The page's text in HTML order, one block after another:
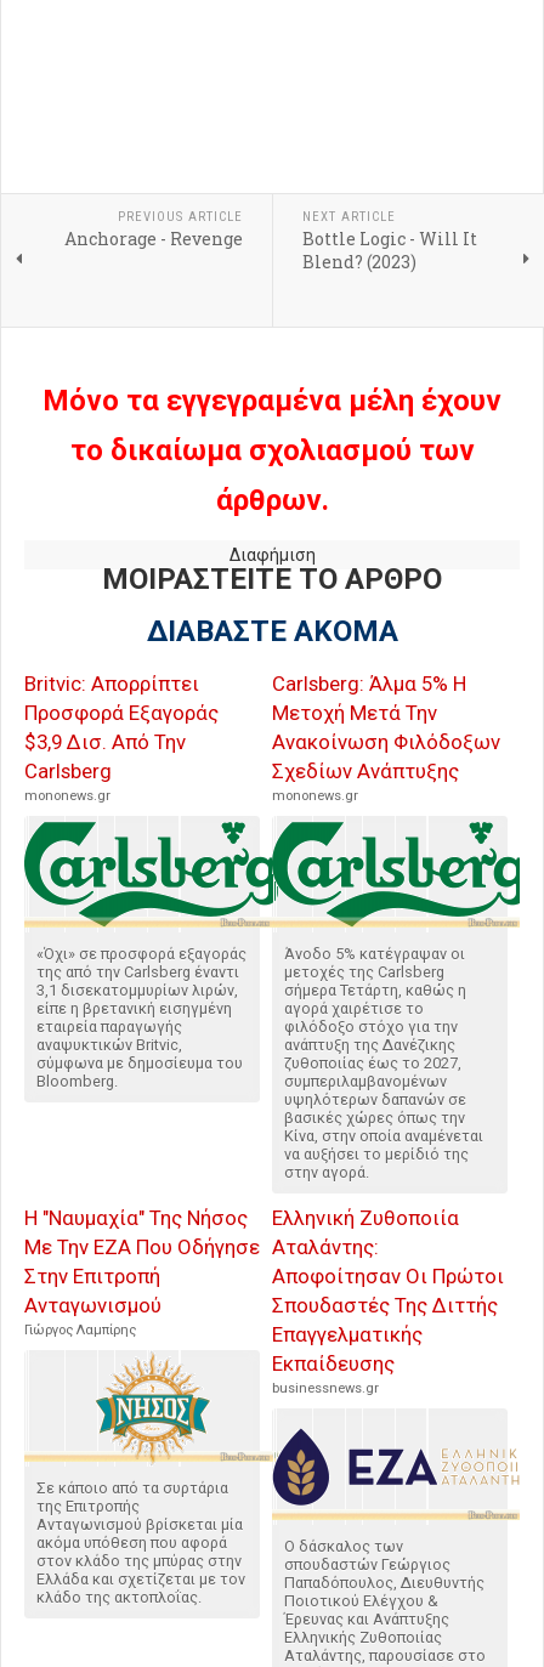
PREVIOUS ARTICLE
Anchorage - Revenge
NEXT ARTICLE
Bottle Logic - Will It
Blend? (2023)
Μόνο τα εγγεγραμένα μέλη έχουν
το δικαίωμα σχολιασμού των
άρθρων.
Διαφήμιση
ΜΟΙΡΑΣΤΕΙΤΕ ΤΟ ΑΡΘΡΟ
ΔΙΑΒΑΣΤΕ ΑΚΟΜΑ
Britvic: Απορρίπτει
Προσφορά Εξαγοράς
$3,9 Δισ. Από Την
Carlsberg
mononews.gr
«Όχι» σε προσφορά εξαγοράς
της από την Carlsberg έναντι
3,1 δισεκατομμυρίων λιρών,
είπε η βρετανική εισηγμένη
εταιρεία παραγωγής
αναψυκτικών Britvic,
σύμφωνα με δημοσίευμα του
Bloomberg.
Carlsberg: Άλμα 5% Η
Μετοχή Μετά Την
Ανακοίνωση Φιλόδοξων
Σχεδίων Ανάπτυξης
mononews.gr
Άνοδο 5% κατέγραψαν οι
μετοχές της Carlsberg
σήμερα Τετάρτη, καθώς η
αγορά χαιρέτισε το
φιλόδοξο στόχο για την
ανάπτυξη της Δανέζικης
ζυθοποιίας έως το 2027,
συμπεριλαμβανομένων
υψηλότερων δαπανών σε
βασικές χώρες όπως την
Κίνα, στην οποία αναμένεται
να αυξήσει το μερίδιό της
στην αγορά.
Η "Ναυμαχία" Της Νήσος
Με Την ΕΖΑ Που Οδήγησε
Στην Επιτροπή
Ανταγωνισμού
Γιώργος Λαμπίρης
Σε κάποιο από τα συρτάρια
της Επιτροπής
Ανταγωνισμού βρίσκεται μία
ακόμα υπόθεση που αφορά
στον κλάδο της μπύρας στην
Ελλάδα και σχετίζεται με τον
κλάδο της ακτοπλοΐας.
Ελληνική Ζυθοποιία
Αταλάντης:
Αποφοίτησαν Οι Πρώτοι
Σπουδαστές Της Διττής
Επαγγελματικής
Εκπαίδευσης
businessnews.gr
Ο δάσκαλος των
σπουδαστών Γεώργιος
Παπαδόπουλος, Διευθυντής
Ποιοτικού Ελέγχου &
Έρευνας και Ανάπτυξης
Ελληνικής Ζυθοποιίας
Αταλάντης, παρουσίασε στο